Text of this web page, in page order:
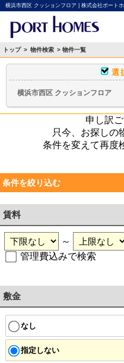
横浜市西区 クッションフロア | 株式会社ポート
トップ > 物件検索 > 物件一覧
選
横浜市西区 クッションフロア
申し訳
只今、お探しの
条件を変えて再度
条件を絞り込む
賃料
～
管理費込みで検索
敷金
なし
指定しない